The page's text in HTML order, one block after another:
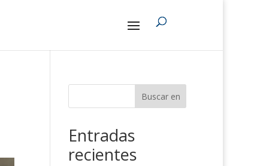
Buscar en
Entradas
recientes